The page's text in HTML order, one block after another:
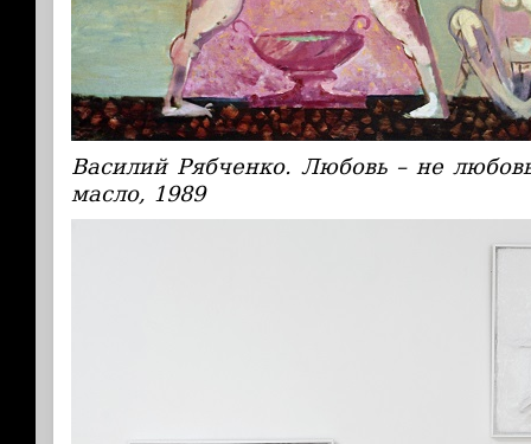
Василий Рябченко. Любовь – не
масло, 1989